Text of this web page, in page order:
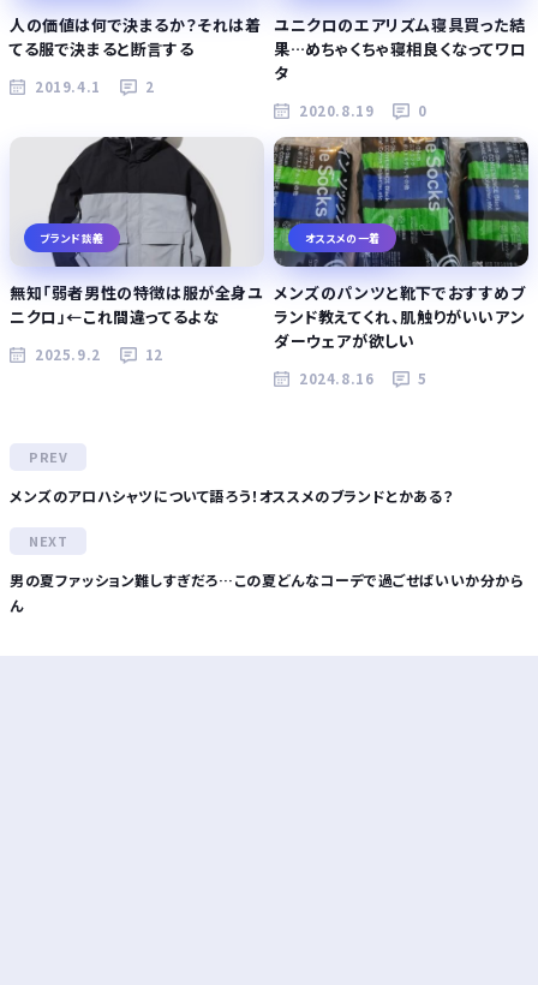
人の価値は何で決まるか？それは着
てる服で決まると断言する
2019.4.1 2
ユニクロのエアリズム寝具買った結
果…めちゃくちゃ寝相良くなってワロ
タ
2020.8.19 0
ブランド談義
無知「弱者男性の特徴は服が全身ユ
ニクロ」←これ間違ってるよな
2025.9.2 12
オススメの一着
メンズのパンツと靴下でおすすめブ
ランド教えてくれ、肌触りがいいアン
ダーウェアが欲しい
2024.8.16 5
メンズのアロハシャツについて語ろう！オススメのブランドとかある？
男の夏ファッション難しすぎだろ…この夏どんなコーデで過ごせばいいか分から
ん